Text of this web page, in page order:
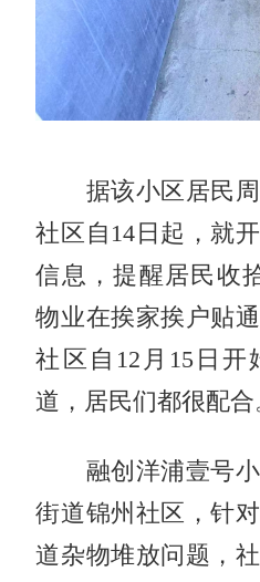
据该小区居民周
社区自14日起，就
信息，提醒居民收
物业在挨家挨户贴
社区自12月15日开
道，居民们都很配合
融创洋浦壹号小
街道锦州社区，针
道杂物堆放问题，